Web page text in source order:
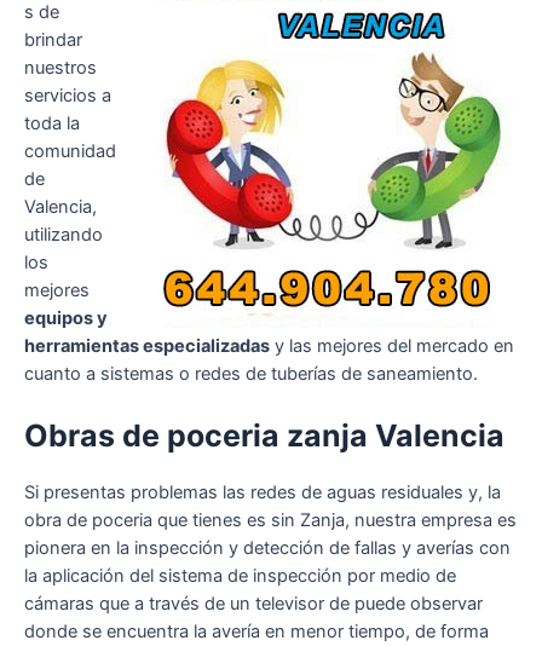
s de
brindar
nuestros
servicios a
toda la
comunidad
de
Valencia,
utilizando
los
mejores
equipos y
herramientas especializadas y las mejores del mercado en
cuanto a sistemas o redes de tuberías de saneamiento.
Obras de poceria zanja Valencia
Si presentas problemas las redes de aguas residuales y, la
obra de poceria que tienes es sin Zanja, nuestra empresa es
pionera en la inspección y detección de fallas y averías con
la aplicación del sistema de inspección por medio de
cámaras que a través de un televisor de puede observar
donde se encuentra la avería en menor tiempo, de forma